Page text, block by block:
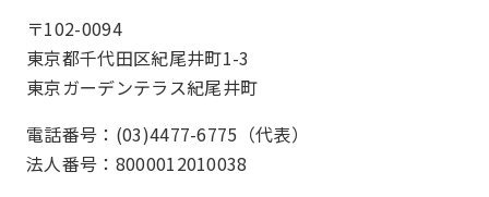
〒102-0094
東京都千代田区紀尾井町1-3
東京ガーデンテラス紀尾井町
電話番号：(03)4477-6775（代表）
法人番号：8000012010038